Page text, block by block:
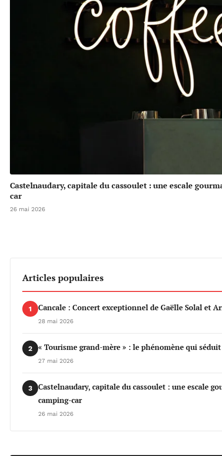
Castelnaudary, capitale du cassoulet : une escale
car
26 mai 2026
Articles populaires
1 Cancale : Concert exceptionnel de Gaëlle Solal et
28 mai 2026
2 « Tourisme grand-mère » : le phénomène qui
27 mai 2026
3
Castelnaudary, capitale du cassoulet : une escale
camping-car
26 mai 2026